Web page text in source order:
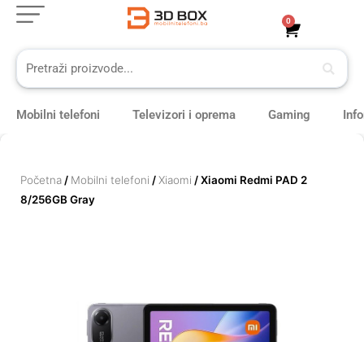
Skip
content
0
Cart
Mobilni telefoni Televizori i oprema Gaming
Početna / Mobilni telefoni /Xiaomi / Xiaomi Redmi PAD 2
8/256GB Gray